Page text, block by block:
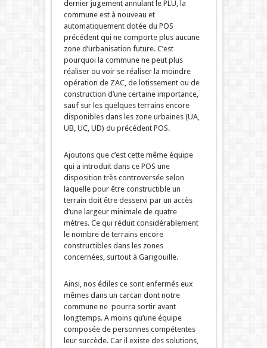
dernier jugement annulant le PLU, la
commune est à nouveau et
automatiquement dotée du POS
précédent qui ne comporte plus aucune
zone d’urbanisation future. C’est
pourquoi la commune ne peut plus
réaliser ou voir se réaliser la moindre
opération de ZAC, de lotissement ou de
construction d’une certaine importance,
sauf sur les quelques terrains encore
disponibles dans les zone urbaines (UA,
UB, UC, UD) du précédent POS.
Ajoutons que c’est cette même équipe
qui a introduit dans ce POS une
disposition très controversée selon
laquelle pour être constructible un
terrain doit être desservi par un accès
d’une largeur minimale de quatre
mètres. Ce qui réduit considérablement
le nombre de terrains encore
constructibles dans les zones
concernées, surtout à Garigouille.
Ainsi, nos édiles ce sont enfermés eux
mêmes dans un carcan dont notre
commune ne pourra sortir avant
longtemps. A moins qu’une équipe
composée de personnes compétentes
leur succède. Car il existe des solutions,